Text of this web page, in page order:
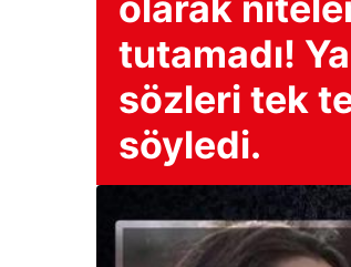
tutamadı!
sözleri tek
söyledi.